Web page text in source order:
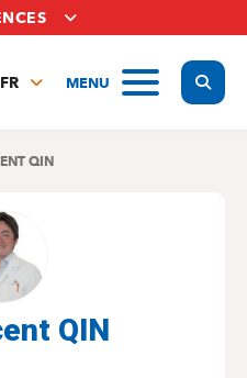
MENU
FR
EN QIN
QIN